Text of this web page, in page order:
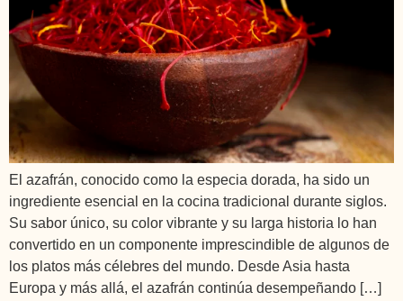
El azafrán, conocido como la especia dorada, ha sido un
ingrediente esencial en la cocina tradicional durante siglos.
Su sabor único, su color vibrante y su larga historia lo han
convertido en un componente imprescindible de algunos de
los platos más célebres del mundo. Desde Asia hasta
Europa y más allá, el azafrán continúa desempeñando […]